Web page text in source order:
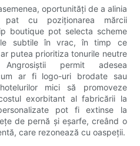
oportunități de a alinia
cu poziționarea mărcii
boutique pot selecta scheme
subtile în vrac, în timp ce
putea prioritiza tonurile neutre
permit adesea
ar fi logo-uri brodate sau
mici să promoveze
exorbitant al fabricării la
pot fi extinse la
de pernă și eșarfe, creând o
care rezonează cu oaspeții.